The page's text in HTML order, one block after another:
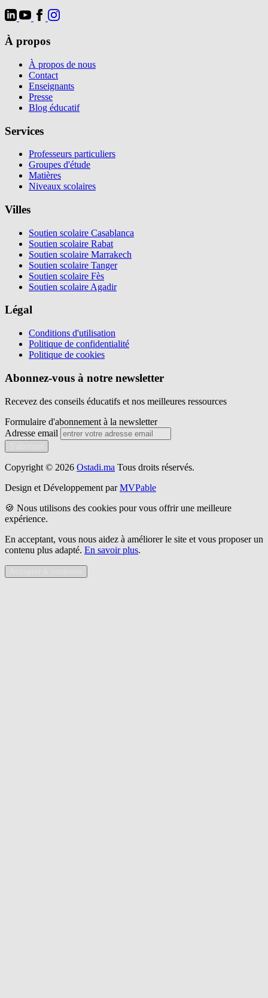
À propos
À propos de nous
Contact
Enseignants
Presse
Blog éducatif
Services
Professeurs particuliers
Groupes d'étude
Matières
Niveaux scolaires
Villes
Soutien scolaire Casablanca
Soutien scolaire Rabat
Soutien scolaire Marrakech
Soutien scolaire Tanger
Soutien scolaire Fès
Soutien scolaire Agadir
Légal
Conditions d'utilisation
Politique de confidentialité
Politique de cookies
Abonnez-vous à notre newsletter
Recevez des conseils éducatifs et nos meilleures ressources
Formulaire d'abonnement à la newsletter
Adresse email
Copyright © 2026 Ostadi.ma Tous droits réservés.
Design et Développement par MVPable
🍪 Nous utilisons des cookies pour vous offrir une meilleure
expérience.
En acceptant, vous nous aidez à améliorer le site et vous proposer un
contenu plus adapté. En savoir plus.